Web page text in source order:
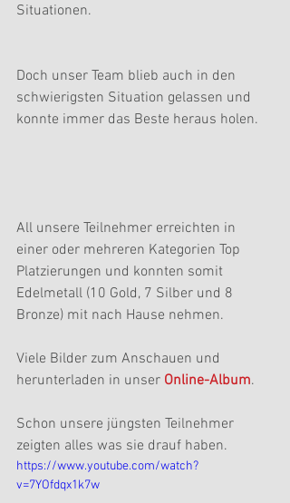
Situationen.
Doch unser Team blieb auch in den
schwierigsten Situation gelassen und
konnte immer das Beste heraus holen.
All unsere Teilnehmer erreichten in
einer oder mehreren Kategorien Top
Platzierungen und konnten somit
Edelmetall (10 Gold, 7 Silber und 8
Bronze) mit nach Hause nehmen.
Viele Bilder zum Anschauen und
herunterladen in unser Online-Album.
Schon unsere jüngsten Teilnehmer
zeigten alles was sie drauf haben.
https://www.youtube.com/watch?
v=7YOfdqx1k7w